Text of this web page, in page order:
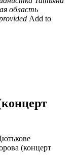
область
Add to
(концерт